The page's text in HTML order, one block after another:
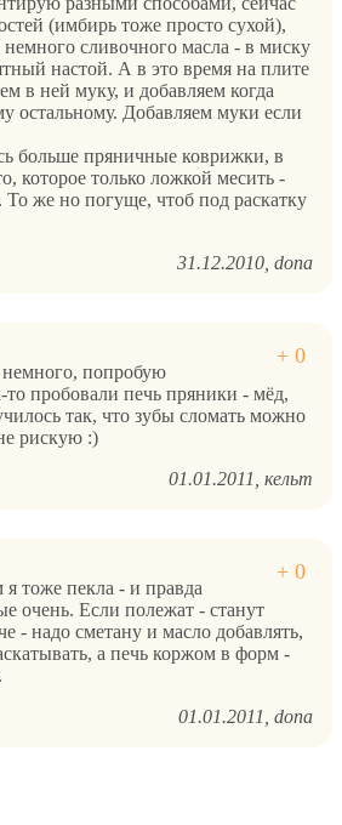
(имбирь тоже просто сухой),
немного сливочного масла - в миску
настой. А в это время на плите
в ней муку, и добавляем когда
остальному. Добавляем муки если
больше пряничные коврижки, в
которое только ложкой месить -
То же но погуще, чтоб под раскатку
31.12.2010 dona
немного, попробую
пробовали печь пряники - мёд,
так, что зубы сломать можно
рискую :)
01.01.2011 кельт
я тоже пекла - и правда
очень. Если полежат - станут
- надо сметану и масло добавлять,
а печь коржом в форм -
01.01.2011 dona